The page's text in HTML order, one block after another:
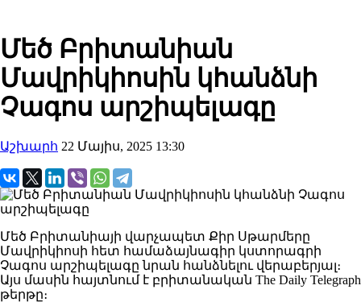
Մեծ Բրիտանիան
Մավրիկիոսին կհանձնի
Չագոս արշիպելագը
Աշխարհ 22 Մայիս, 2025 13:30
Մեծ Բրիտանիայի վարչապետ Քիր Սթարմերը
Մավրիկիոսի հետ համաձայնագիր կստորագրի
Չագոս արշիպելագը նրան հանձնելու վերաբերյալ։
Այս մասին հայտնում է բրիտանական The Daily Telegraph
թերթը։